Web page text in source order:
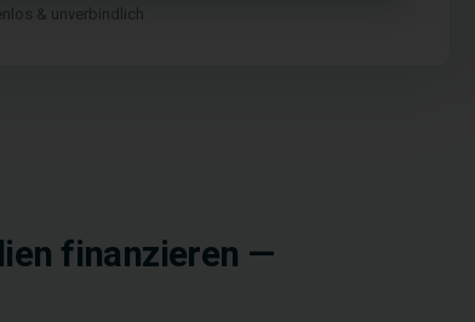
& unverbindlich
finanzieren —